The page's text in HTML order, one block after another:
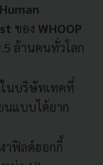
ของ WHOOP
ล้านคนทั่วโลก
นบริษัทเทคที่
นแบบได้ยาก
าฟิลด์ฮอกกี้